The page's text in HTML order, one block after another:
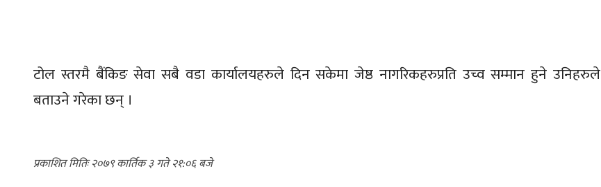
टोल स्तरमै बैंकिङ सेवा सबै वडा कार्यालयहरुले दिन सकेमा जेष्ठ नागरिकहरुप्रति उच्व सम्मान हुने उनिहरुले
बताउने गरेका छन् ।
२०७९ कार्तिक ३ गते २१:०६